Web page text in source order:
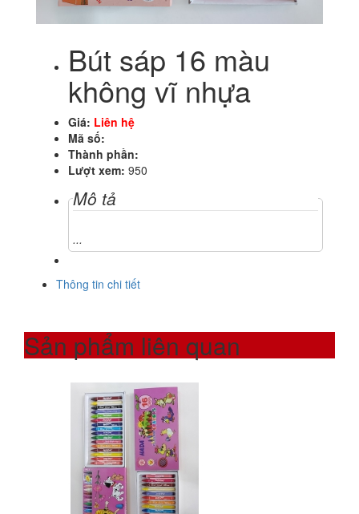
Bút sáp 16 màu
không vĩ nhựa
Giá: Liên hệ
Mã số:
Thành phần:
Lượt xem: 950
Mô tả
...
Thông tin chi tiết
Sản phẩm liên quan